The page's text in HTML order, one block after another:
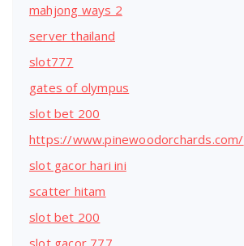
mahjong ways 2
server thailand
slot777
gates of olympus
slot bet 200
https://www.pinewoodorchards.com/
slot gacor hari ini
scatter hitam
slot bet 200
slot gacor 777